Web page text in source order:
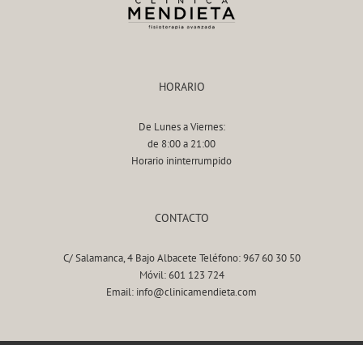
HORARIO
De Lunes a Viernes:
de 8:00 a 21:00
Horario ininterrumpido
CONTACTO
C/ Salamanca, 4 Bajo Albacete Teléfono: 967 60 30 50
Móvil: 601 123 724
Email: info@clinicamendieta.com